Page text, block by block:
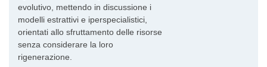
evolutivo, mettendo in discussione i
modelli estrattivi e iperspecialistici,
orientati allo sfruttamento delle risorse
senza considerare la loro
rigenerazione.